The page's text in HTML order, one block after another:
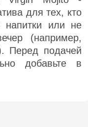
для тех, кто
напитки или не
(например,
Перед подачей
добавьте в